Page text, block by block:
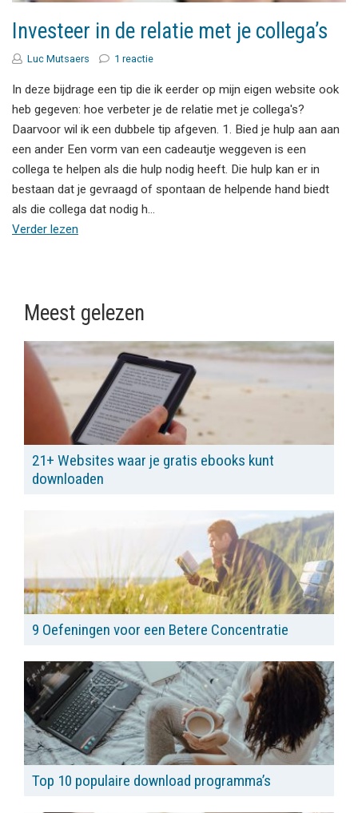
Investeer in de relatie met je collega’s
Luc Mutsaers 1 reactie
In deze bijdrage een tip die ik eerder op mijn eigen website ook
heb gegeven: hoe verbeter je de relatie met je collega's?
Daarvoor wil ik een dubbele tip afgeven. 1. Bied je hulp aan aan
een ander Een vorm van een cadeautje weggeven is een
collega te helpen als die hulp nodig heeft. Die hulp kan er in
bestaan dat je gevraagd of spontaan de helpende hand biedt
als die collega dat nodig h…
Verder lezen
Meest gelezen
21+ Websites waar je gratis ebooks kunt
downloaden
9 Oefeningen voor een Betere Concentratie
Top 10 populaire download programma’s